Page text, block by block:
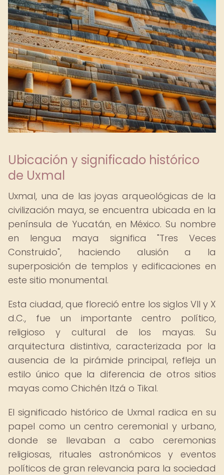
Ubicación y significado histórico
de Uxmal
Uxmal, una de las joyas arqueológicas de la
civilización maya, se encuentra ubicada en la
península de Yucatán, en México. Su nombre
en lengua maya significa "Tres Veces
Construido", haciendo alusión a la
superposición de templos y edificaciones en
este sitio monumental.
Esta ciudad, que floreció entre los siglos VII y X
d.C., fue un importante centro político,
religioso y cultural de los mayas. Su
arquitectura distintiva, caracterizada por la
ausencia de la pirámide principal, refleja un
estilo único que la diferencia de otros sitios
mayas como Chichén Itzá o Tikal.
El significado histórico de Uxmal radica en su
papel como un centro ceremonial y urbano,
donde se llevaban a cabo ceremonias
religiosas, rituales astronómicos y eventos
políticos de gran relevancia para la sociedad